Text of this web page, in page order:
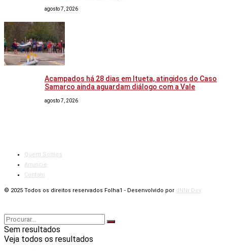
agosto 7, 2026
Acampados há 28 dias em Itueta, atingidos do Caso
Samarco ainda aguardam diálogo com a Vale
agosto 7, 2026
Quem Somos
Anuncie
Contato
© 2025 Todos os direitos reservados Folha1 - Desenvolvido por dNNr Dev
Sem resultados
Veja todos os resultados